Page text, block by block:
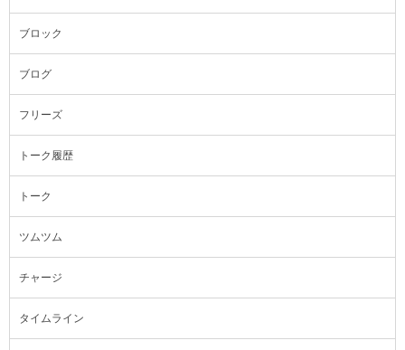
ブロック
ブログ
フリーズ
トーク履歴
トーク
ツムツム
チャージ
タイムライン